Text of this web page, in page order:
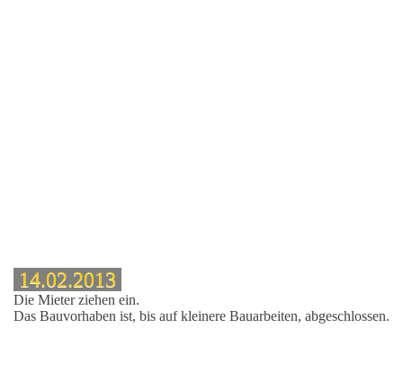
14.02.2013
Die Mieter ziehen ein.
Das Bauvorhaben ist, bis auf kleinere Bauarbeiten, abgeschlossen.